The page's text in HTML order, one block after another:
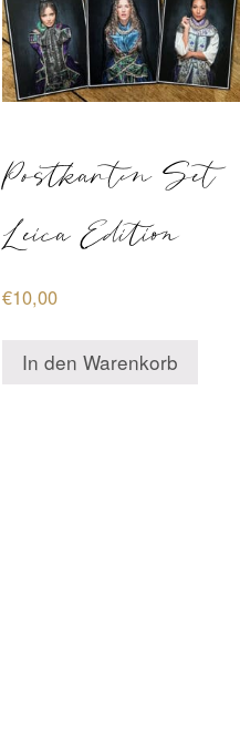
Postkarten Set
Leica Edition
€10,00
In den Warenkorb